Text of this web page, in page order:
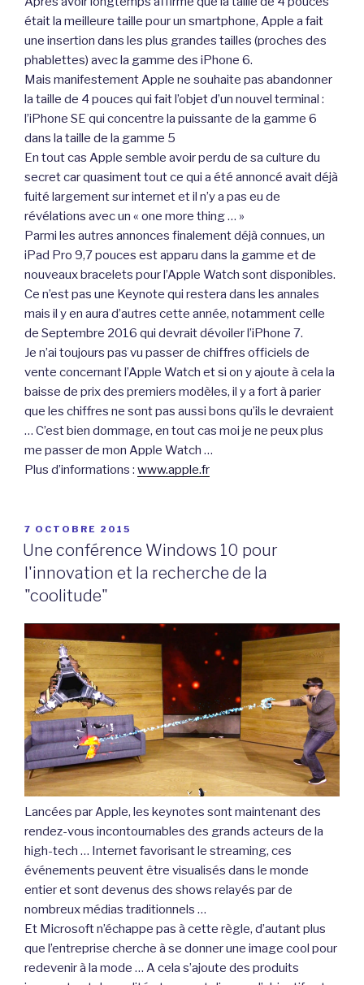
était la meilleure taille pour un smartphone, Apple a fait
une insertion dans les plus grandes tailles (proches des
phablettes) avec la gamme des iPhone 6.
Mais manifestement Apple ne souhaite pas abandonner
la taille de 4 pouces qui fait l’objet d’un nouvel terminal :
l’iPhone SE qui concentre la puissante de la gamme 6
dans la taille de la gamme 5
En tout cas Apple semble avoir perdu de sa culture du
secret car quasiment tout ce qui a été annoncé avait déjà
fuité largement sur internet et il n’y a pas eu de
révélations avec un « one more thing … »
Parmi les autres annonces finalement déjà connues, un
iPad Pro 9,7 pouces est apparu dans la gamme et de
nouveaux bracelets pour l’Apple Watch sont disponibles.
Ce n’est pas une Keynote qui restera dans les annales
mais il y en aura d’autres cette année, notamment celle
de Septembre 2016 qui devrait dévoiler l’iPhone 7.
Je n’ai toujours pas vu passer de chiffres officiels de
vente concernant l’Apple Watch et si on y ajoute à cela la
baisse de prix des premiers modèles, il y a fort à parier
que les chiffres ne sont pas aussi bons qu’ils le devraient
… C’est bien dommage, en tout cas moi je ne peux plus
me passer de mon Apple Watch …
Plus d’informations : www.apple.fr
PUBLIÉ
LE
7 OCTOBRE 2015
Une conférence Windows 10 pour
l'innovation et la recherche de la
"coolitude"
Lancées par Apple, les keynotes sont maintenant des
rendez-vous incontournables des grands acteurs de la
high-tech … Internet favorisant le streaming, ces
événements peuvent être visualisés dans le monde
entier et sont devenus des shows relayés par de
nombreux médias traditionnels …
Et Microsoft n’échappe pas à cette règle, d’autant plus
que l’entreprise cherche à se donner une image cool pour
redevenir à la mode … A cela s’ajoute des produits